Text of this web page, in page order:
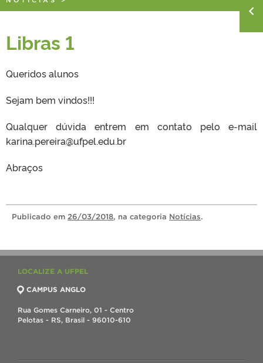
TELEFONES
Libras 1
Queridos alunos
Sejam bem vindos!!!
Qualquer dúvida entrem em contato pelo e-mail
karina.pereira@ufpel.edu.br
Abraços
Publicado em 26/03/2018, na categoria Notícias.
LOCALIZE A UFPEL
CAMPUS ANGLO
Rua Gomes Carneiro, 01 - Centro
Pelotas - RS, Brasil - 96010-610